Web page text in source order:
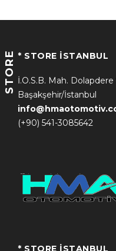
STORE * STORE İSTANBUL
İ.O.S.B. Mah.
Başakşehir/İstanbul
(+90) 541-3085642
* STORE İSTANBUL